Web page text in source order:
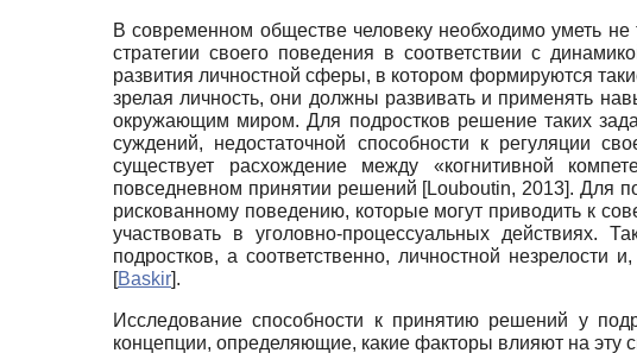
В современном обществе человеку необходимо уметь не
стратегии своего поведения в соответствии с
развития личностной сферы, в котором формируются
зрелая личность, они должны развивать и применять
окружающим миром. Для подростков решение таких
суждений, недостаточной способности к регуляции
существует расхождение между «когнитивной
повседневном принятии решений [Louboutin, 2013]. Для
рискованному поведению, которые могут приводить к
участвовать в уголовно-процессуальных действиях.
подростков, а соответственно, личностной
[Baskir].
Исследование способности к принятию решений у
концепции, определяющие, какие факторы влияют на эту